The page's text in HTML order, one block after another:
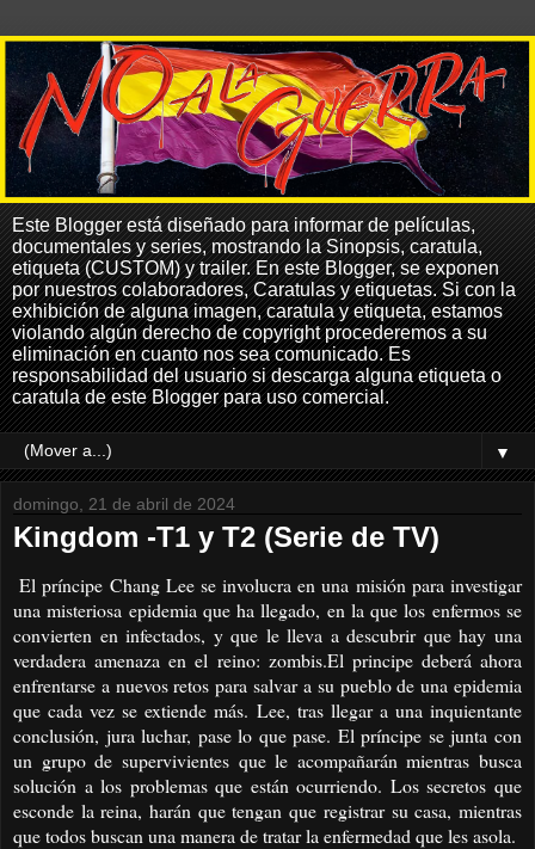
Este Blogger está diseñado para informar de películas,
documentales y series, mostrando la Sinopsis, caratula,
etiqueta (CUSTOM) y trailer. En este Blogger, se exponen
por nuestros colaboradores, Caratulas y etiquetas. Si con la
exhibición de alguna imagen, caratula y etiqueta, estamos
violando algún derecho de copyright procederemos a su
eliminación en cuanto nos sea comunicado. Es
responsabilidad del usuario si descarga alguna etiqueta o
caratula de este Blogger para uso comercial.
▼
domingo, 21 de abril de 2024
Kingdom -T1 y T2 (Serie de TV)
El príncipe Chang Lee se involucra en una misión para investigar
una misteriosa epidemia que ha llegado, en la que los enfermos se
convierten en infectados, y que le lleva a descubrir que hay una
verdadera amenaza en el reino: zombis.El principe deberá ahora
enfrentarse a nuevos retos para salvar a su pueblo de una epidemia
que cada vez se extiende más. Lee, tras llegar a una inquientante
conclusión, jura luchar, pase lo que pase. El príncipe se junta con
un grupo de supervivientes que le acompañarán mientras busca
solución a los problemas que están ocurriendo. Los secretos que
esconde la reina, harán que tengan que registrar su casa, mientras
que todos buscan una manera de tratar la enfermedad que les asola.